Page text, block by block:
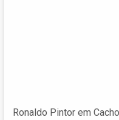
Ronaldo Pintor em